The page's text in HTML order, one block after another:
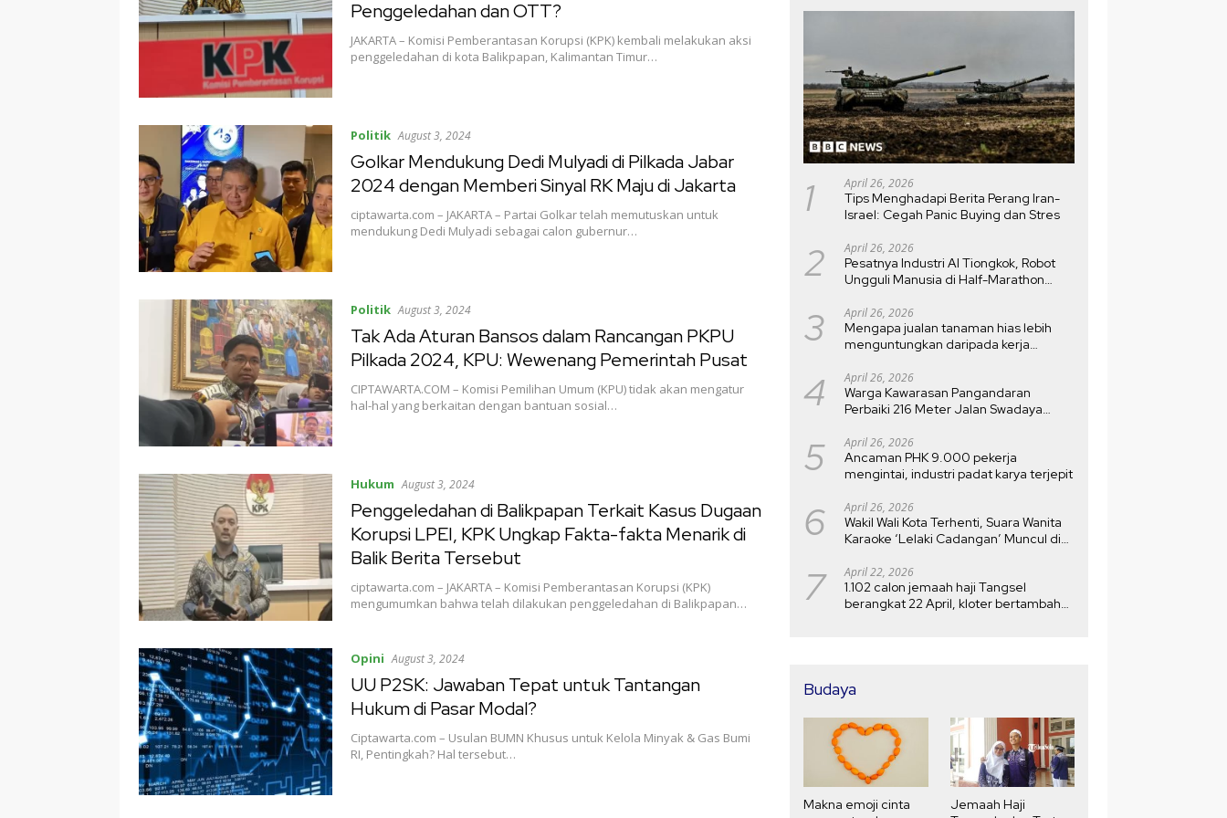
Penggeledahan dan OTT?
JAKARTA – Komisi Pemberantasan Korupsi (KPK) kembali melakukan aksi
penggeledahan di kota Balikpapan, Kalimantan Timur…
Politik August 3, 2024
Golkar Mendukung Dedi Mulyadi di Pilkada Jabar
2024 dengan Memberi Sinyal RK Maju di Jakarta
ciptawarta.com – JAKARTA – Partai Golkar telah memutuskan untuk
mendukung Dedi Mulyadi sebagai calon gubernur…
Politik August 3, 2024
Tak Ada Aturan Bansos dalam Rancangan PKPU
Pilkada 2024, KPU: Wewenang Pemerintah Pusat
CIPTAWARTA.COM – Komisi Pemilihan Umum (KPU) tidak akan mengatur
hal-hal yang berkaitan dengan bantuan sosial…
Hukum August 3, 2024
Penggeledahan di Balikpapan Terkait Kasus Dugaan
Korupsi LPEI, KPK Ungkap Fakta-fakta Menarik di
Balik Berita Tersebut
ciptawarta.com – JAKARTA – Komisi Pemberantasan Korupsi (KPK)
mengumumkan bahwa telah dilakukan penggeledahan di Balikpapan…
Opini August 3, 2024
UU P2SK: Jawaban Tepat untuk Tantangan
Hukum di Pasar Modal?
Ciptawarta.com – Usulan BUMN Khusus untuk Kelola Minyak & Gas Bumi
RI, Pentingkah? Hal tersebut…
1 April 26, 2026
Tips Menghadapi Berita Perang Iran-
Israel: Cegah Panic Buying dan Stres
2 April 26, 2026
Pesatnya Industri AI Tiongkok, Robot
Ungguli Manusia di Half-Marathon
3 April 26, 2026
Mengapa jualan tanaman hias lebih
menguntungkan daripada kerja
4 April 26, 2026
Warga Kawarasan Pangandaran
Perbaiki 216 Meter Jalan Swadaya
5 April 26, 2026
Ancaman PHK 9.000 pekerja
mengintai, industri padat karya terjepit
6 April 26, 2026
Wakil Wali Kota Terhenti, Suara Wanita
Karaoke ‘Lelaki Cadangan’ Muncul di
7 April 22, 2026
1.102 calon jemaah haji Tangsel
berangkat 22 April, kloter bertambah
Budaya
Makna emoji cinta
Jemaah Haji